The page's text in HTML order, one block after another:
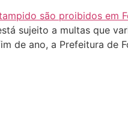
sujeito a multas que
de ano, a Prefeitura de